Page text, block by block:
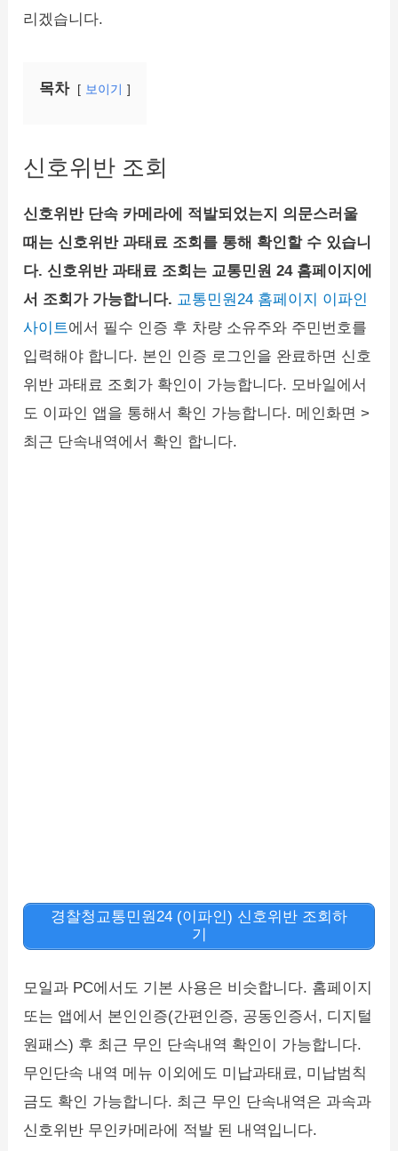
리겠습니다.
목차 보이기
신호위반 조회
신호위반 단속 카메라에 적발되었는지 의문스러울
때는 신호위반 과태료 조회를 통해 확인할 수 있습니
다. 신호위반 과태료 조회는 교통민원 24 홈페이지에
서 조회가 가능합니다. 교통민원24 홈페이지 이파인
사이트 에서 필수 인증 후 차량 소유주와 주민번호를
입력해야 합니다. 본인 인증 로그인을 완료하면 신호
위반 과태료 조회가 확인이 가능합니다. 모바일에서
도 이파인 앱을 통해서 확인 가능합니다. 메인화면 >
최근 단속내역에서 확인 합니다.
경찰청교통민원24 (이파인) 신호위반 조회하
기
모일과 PC에서도 기본 사용은 비슷합니다. 홈페이지
또는 앱에서 본인인증(간편인증, 공동인증서, 디지털
원패스) 후 최근 무인 단속내역 확인이 가능합니다.
무인단속 내역 메뉴 이외에도 미납과태료, 미납범칙
금도 확인 가능합니다. 최근 무인 단속내역은 과속과
신호위반 무인카메라에 적발 된 내역입니다.